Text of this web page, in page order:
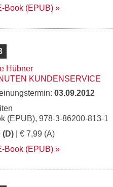
Book (EPUB)
Hübner
KUNDENSERVICE
03.09.2012
(EPUB), 978-3-86200-813-1
(D) | € 7,99 (A)
Book (EPUB)